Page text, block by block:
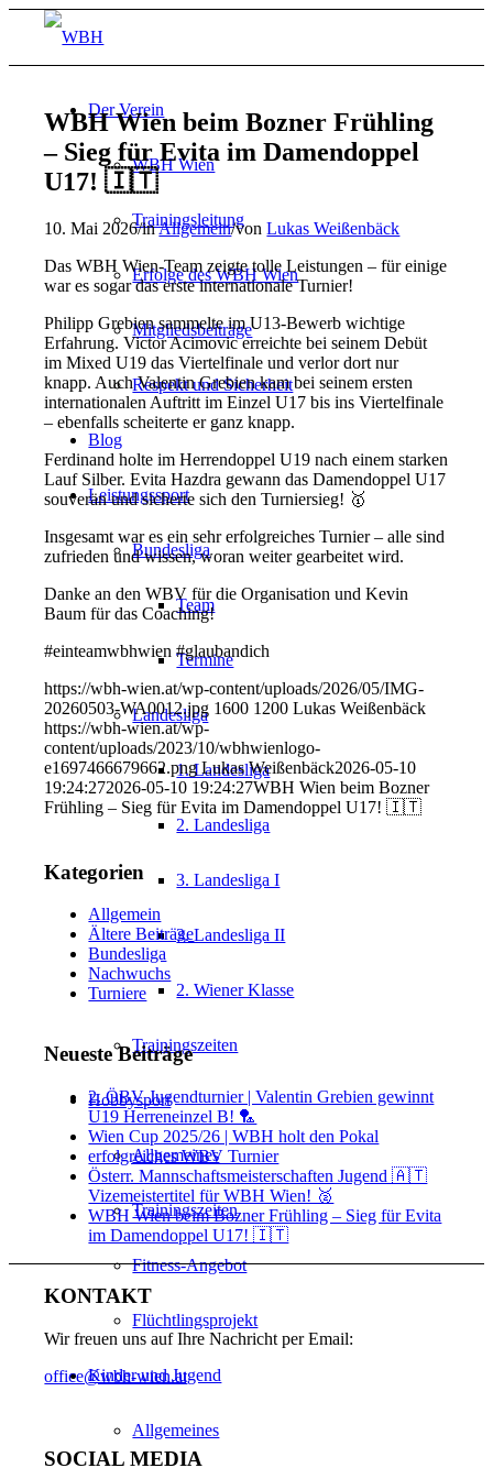
Der Verein
WBH Wien
Trainingsleitung
Erfolge des WBH Wien
Mitgliedsbeiträge
Respekt und Sicherheit
Blog
Leistungssport
Bundesliga
Team
Termine
Landesliga
1. Landesliga
2. Landesliga
3. Landesliga I
3. Landesliga II
2. Wiener Klasse
Trainingszeiten
Hobbysport
Allgemeines
Trainingszeiten
Fitness-Angebot
Flüchtlingsprojekt
Kinder und Jugend
Allgemeines
WBH Wien beim Bozner Frühling
– Sieg für Evita im Damendoppel
U17! 🇮🇹
10. Mai 2026/inAllgemein/vonLukas Weißenbäck
Das WBH Wien-Team zeigte tolle Leistungen – für einige
war es sogar das erste internationale Turnier!
Philipp Grebien sammelte im U13-Bewerb wichtige
Erfahrung. Victor Acimovic erreichte bei seinem Debüt
im Mixed U19 das Viertelfinale und verlor dort nur
knapp. Auch Valentin Grebien kam bei seinem ersten
internationalen Auftritt im Einzel U17 bis ins Viertelfinale
– ebenfalls scheiterte er ganz knapp.
Ferdinand holte im Herrendoppel U19 nach einem starken
Lauf Silber. Evita Hazdra gewann das Damendoppel U17
souverän und sicherte sich den Turniersieg! 🥇
Insgesamt war es ein sehr erfolgreiches Turnier – alle sind
zufrieden und wissen, woran weiter gearbeitet wird.
Danke an den WBV für die Organisation und Kevin
Baum für das Coaching!
#einteamwbhwien #glaubandich
https://wbh-wien.at/wp-content/uploads/2026/05/IMG-
20260503-WA0012.jpg 1600 1200 Lukas Weißenbäck
https://wbh-wien.at/wp-
content/uploads/2023/10/wbhwienlogo-
e1697466679662.png Lukas Weißenbäck2026-05-10
19:24:272026-05-10 19:24:27WBH Wien beim Bozner
Frühling – Sieg für Evita im Damendoppel U17! 🇮🇹
Kategorien
Allgemein
Ältere Beiträge
Bundesliga
Nachwuchs
Turniere
Neueste Beiträge
2. ÖBV Jugendturnier | Valentin Grebien gewinnt
U19 Herreneinzel B! 🏸
Wien Cup 2025/26 | WBH holt den Pokal
erfolgreiches WBV Turnier
Österr. Mannschaftsmeisterschaften Jugend 🇦🇹
Vizemeistertitel für WBH Wien! 🥈
WBH Wien beim Bozner Frühling – Sieg für Evita
im Damendoppel U17! 🇮🇹
KONTAKT
Wir freuen uns auf Ihre Nachricht per Email:
office@wbh-wien.at
SOCIAL MEDIA